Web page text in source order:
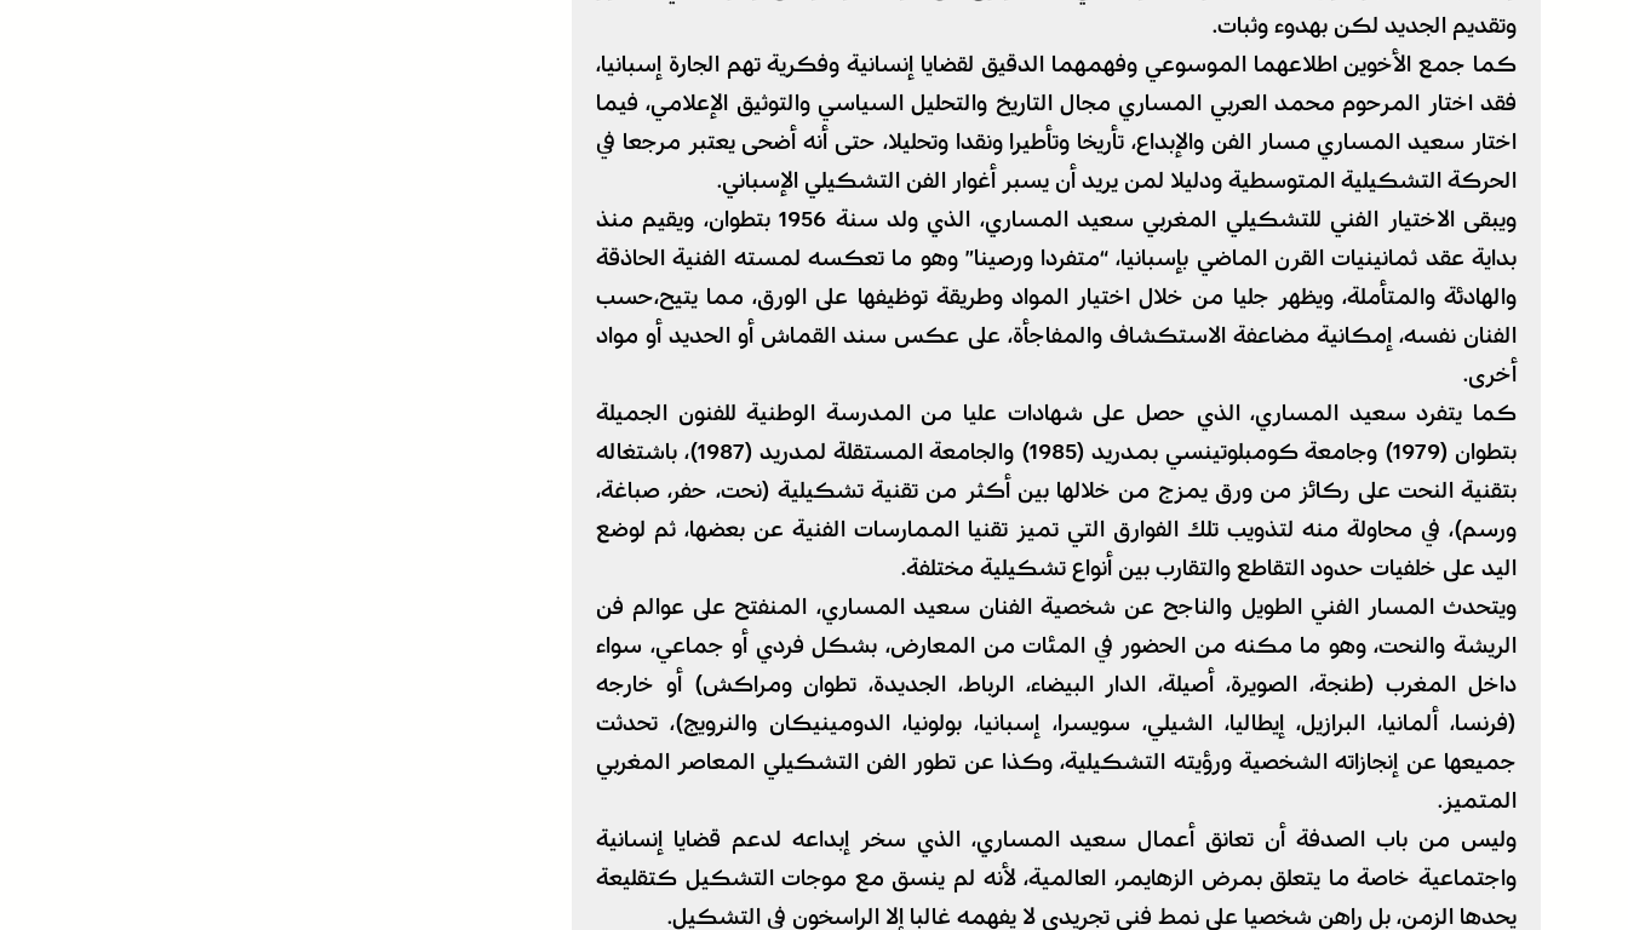
وتقديم الجديد لكن بهدوء وثبات.
كما جمع الأخوين اطلاعهما الموسوعي وفهمهما الدقيق لقضايا إنسانية وفكرية تهم الجارة إسبانيا،
فقد اختار المرحوم محمد العربي المساري مجال التاريخ والتحليل السياسي والتوثيق الإعلامي، فيما
اختار سعيد المساري مسار الفن والإبداع، تأريخا وتأطيرا ونقدا وتحليلا، حتى أنه أضحى يعتبر مرجعا في
الحركة التشكيلية المتوسطية ودليلا لمن يريد أن يسبر أغوار الفن التشكيلي الإسباني.
ويبقى الاختيار الفني للتشكيلي المغربي سعيد المساري، الذي ولد سنة 1956 بتطوان، ويقيم منذ
بداية عقد ثمانينيات القرن الماضي بإسبانيا، “متفردا ورصينا” وهو ما تعكسه لمسته الفنية الحاذقة
والهادئة والمتأملة، ويظهر جليا من خلال اختيار المواد وطريقة توظيفها على الورق، مما يتيح،حسب
الفنان نفسه، إمكانية مضاعفة الاستكشاف والمفاجأة، على عكس سند القماش أو الحديد أو مواد
أخرى.
كما يتفرد سعيد المساري، الذي حصل على شهادات عليا من المدرسة الوطنية للفنون الجميلة
بتطوان (1979) وجامعة كومبلوتينسي بمدريد (1985) والجامعة المستقلة لمدريد (1987)، باشتغاله
بتقنية النحت على ركائز من ورق يمزج من خلالها بين أكثر من تقنية تشكيلية (نحت، حفر، صباغة،
ورسم)، في محاولة منه لتذويب تلك الفوارق التي تميز تقنيا الممارسات الفنية عن بعضها، ثم لوضع
اليد على خلفيات حدود التقاطع والتقارب بين أنواع تشكيلية مختلفة.
ويتحدث المسار الفني الطويل والناجح عن شخصية الفنان سعيد المساري، المنفتح على عوالم فن
الريشة والنحت، وهو ما مكنه من الحضور في المئات من المعارض، بشكل فردي أو جماعي، سواء
داخل المغرب (طنجة، الصويرة، أصيلة، الدار البيضاء، الرباط، الجديدة، تطوان ومراكش) أو خارجه
(فرنسا، ألمانيا، البرازيل، إيطاليا، الشيلي، سويسرا، إسبانيا، بولونيا، الدومينيكان والنرويج)، تحدثت
جميعها عن إنجازاته الشخصية ورؤيته التشكيلية، وكذا عن تطور الفن التشكيلي المعاصر المغربي
المتميز.
وليس من باب الصدفة أن تعانق أعمال سعيد المساري، الذي سخر إبداعه لدعم قضايا إنسانية
واجتماعية خاصة ما يتعلق بمرض الزهايمر، العالمية، لأنه لم ينسق مع موجات التشكيل كتقليعة
يحدها الزمن، بل راهن شخصيا على نمط فني تجريدي لا يفهمه غالبا إلا الراسخون في التشكيل.